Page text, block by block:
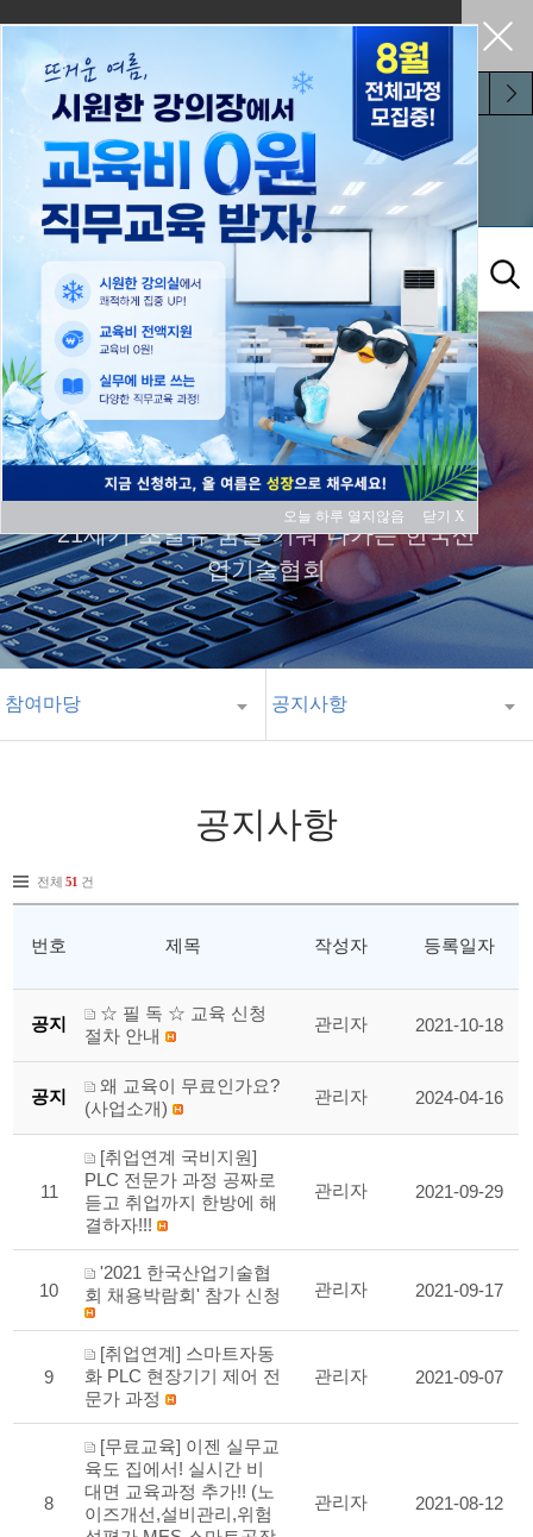
펼쳐두기
참여마당
21세기 초일류 꿈을 키워 나가는 한국산
업기술협회
참여마당 공지사항
공지사항
전체 51 건
번호 제목 작성자 등록일자
공지
☆ 필 독 ☆ 교육 신청
절차 안내
관리자 2021-10-18
공지
왜 교육이 무료인가요?
(사업소개)
관리자 2024-04-16
11
[취업연계 국비지원]
PLC 전문가 과정 공짜로
듣고 취업까지 한방에 해
결하자!!!
관리자 2021-09-29
10
'2021 한국산업기술협
회 채용박람회' 참가 신청
관리자 2021-09-17
9
[취업연계] 스마트자동
화 PLC 현장기기 제어 전
문가 과정
관리자 2021-09-07
8
[무료교육] 이젠 실무교
육도 집에서! 실시간 비
대면 교육과정 추가!! (노
이즈개선,설비관리,위험
관리자 2021-08-12
오늘 하루 열지않음 닫기 X